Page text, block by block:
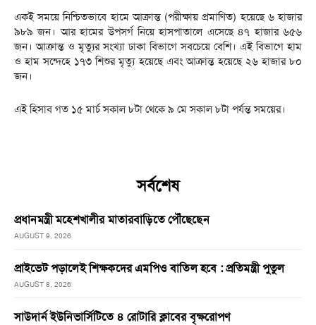
একই সময়ে নিশ্চিতভাবে হামে আক্রান্ত (পরীক্ষায় প্রমাণিত) হয়েছে ৬ হাজার
৯৮৯ জন। আর হামের উপসর্গ নিয়ে হাসপাতালে এসেছে ৪৭ হাজার ৬৫৬
জন। আক্রান্ত ও মৃত্যুর সংখ্যা ঢাকা বিভাগে সবচেয়ে বেশি। এই বিভাগে হাম
ও হাম সন্দেহে ১৭৩ শিশুর মৃত্যু হয়েছে এবং আক্রান্ত হয়েছে ২৬ হাজার ৮০
জন।
এই হিসাব গত ১৫ মার্চ সকাল ৮টা থেকে ৯ মে সকাল ৮টা পর্যন্ত সময়ের।
সর্বশেষ
প্রধানমন্ত্রী মহেশখালীর মাতারবাড়িতে পৌঁছেছেন
AUGUST 9, 2026
প্রাইভেট পড়ালেই শিক্ষকদের এমপিও বাতিল হবে : প্রতিমন্ত্রী পুতুল
AUGUST 8, 2026
সাউদার্ন ইউনিভার্সিটিতে ৪ রোটারি ক্লাবের বৃক্ষরোপণ